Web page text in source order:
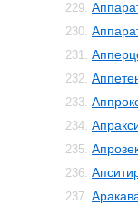
229.
230.
231.
232.
233.
234.
235.
236.
237.